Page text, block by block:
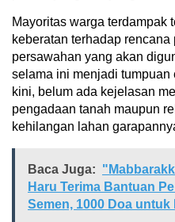
Mayoritas warga terdampak
keberatan terhadap
persawahan yang akan
selama ini menjadi
kini, belum ada kejelasan
pengadaan tanah maupun
kehilangan lahan
Baca Juga:
Haru Terima Bantuan
Semen, 1000 Doa